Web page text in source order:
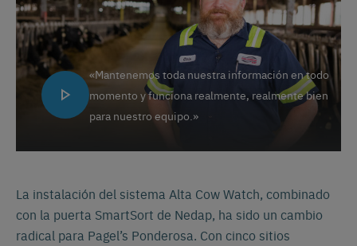
«Mantenemos toda nuestra información en todo
momento y funciona realmente, realmente bien
para nuestro equipo.»
La instalación del sistema Alta Cow Watch, combinado
con la puerta SmartSort de Nedap, ha sido un cambio
radical para Pagel’s Ponderosa. Con cinco sitios